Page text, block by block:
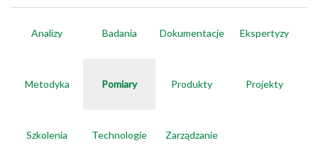
Analizy Badania Dokumentacje Ekspertyzy
Metodyka Pomiary Produkty Projekty
Szkolenia Technologie Zarządzanie